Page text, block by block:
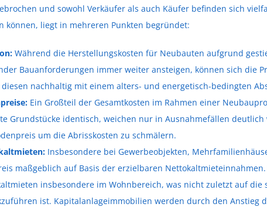
und sowohl Verkäufer als auch Käufer befinden sich
können, liegt in mehreren Punkten begründet:
Während die Herstellungskosten für Neubauten aufgrund
Bauanforderungen immer weiter ansteigen, können sich die
nachhaltig mit einem alters- und energetisch-bedingten
Ein Großteil der Gesamtkosten im Rahmen einer
Grundstücke identisch, weichen nur in Ausnahmefällen
um die Abrisskosten zu schmälern.
Insbesondere bei Gewerbeobjekten,
maßgeblich auf Basis der erzielbaren
insbesondere im Wohnbereich, was nicht zuletzt auf
ist. Kapitalanlageimmobilien werden durch den Anstieg